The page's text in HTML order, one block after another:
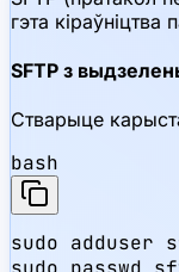
гэта
SFTP з
Стварыце
bash
sudo adduser